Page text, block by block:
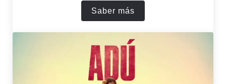
Saber más¿Qué personajes murieron